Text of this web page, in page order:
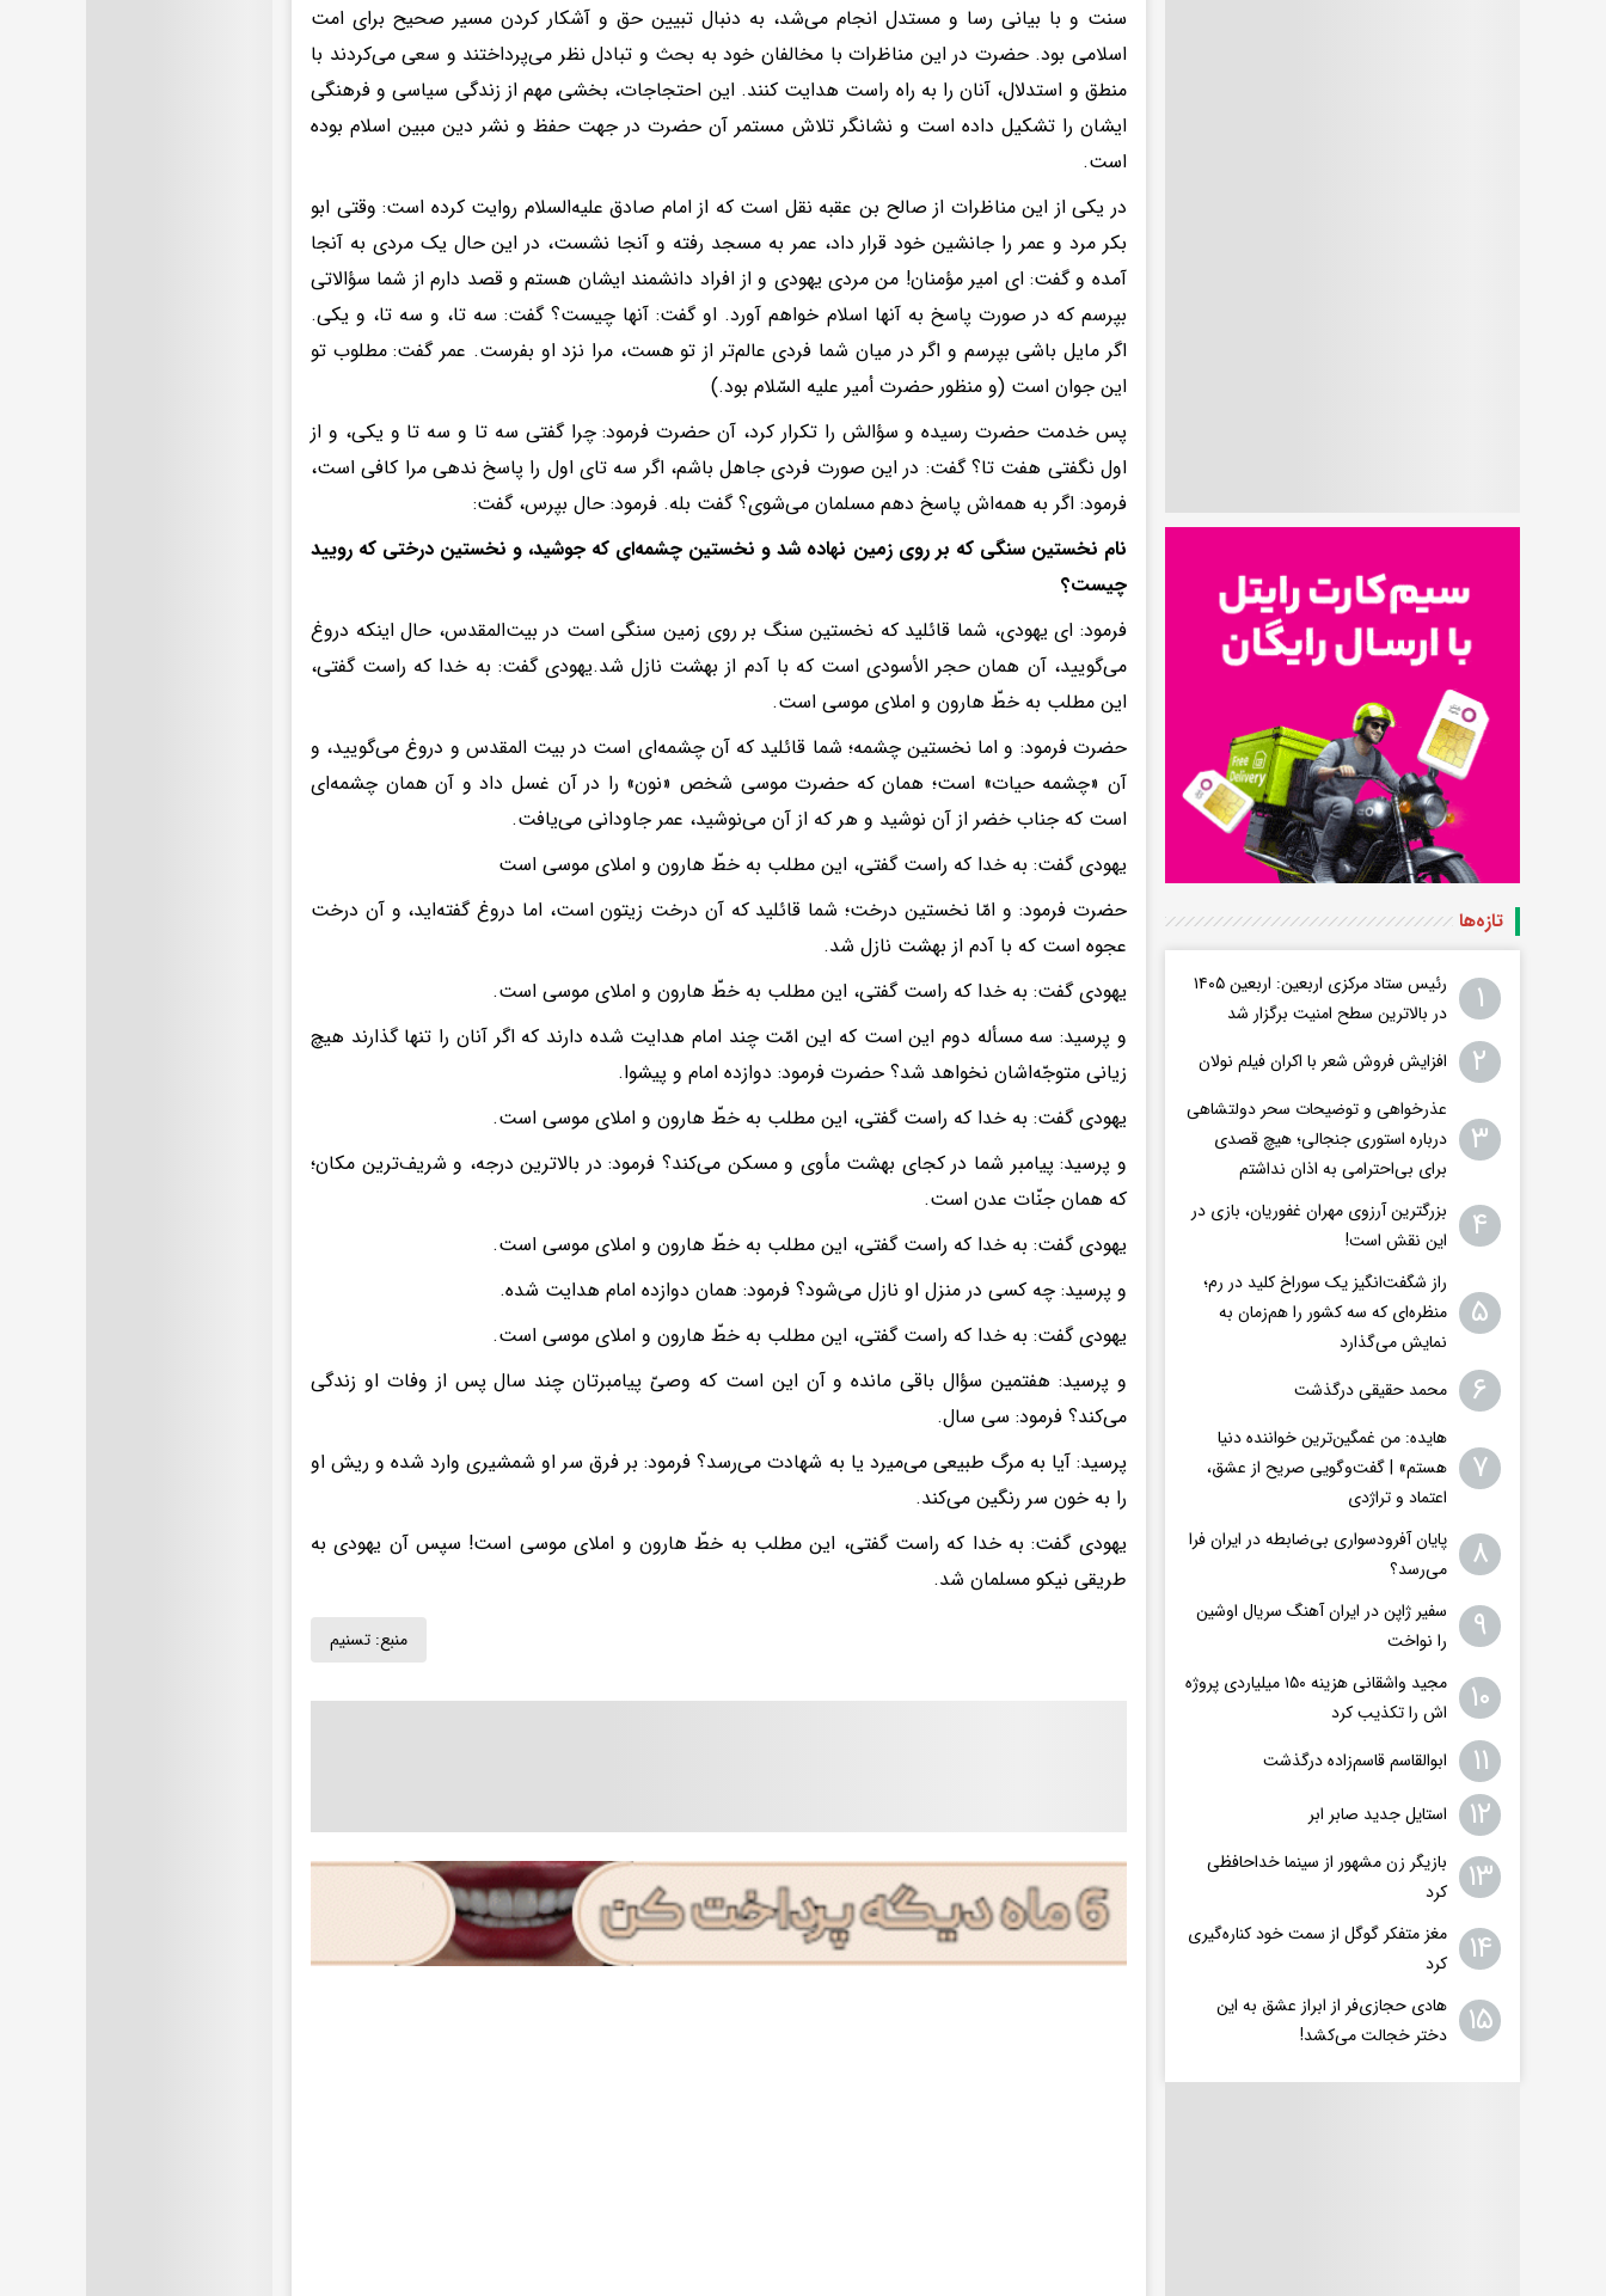
سنت و با بیانی رسا و مستدل انجام می‌شد، به دنبال تبیین حق و آشکار کردن مسیر صحیح برای امت
اسلامی بود. حضرت در این مناظرات با مخالفان خود به بحث و تبادل نظر می‌پرداختند و سعی می‌کردند با
منطق و استدلال، آنان را به راه راست هدایت کنند. این احتجاجات، بخشی مهم از زندگی سیاسی و فرهنگی
ایشان را تشکیل داده است و نشانگر تلاش مستمر آن حضرت در جهت حفظ و نشر دین مبین اسلام بوده
است.
در یکی از این مناظرات از صالح بن عقبه نقل است که از امام صادق علیه‌السلام روایت کرده است: وقتی ابو
بکر مرد و عمر را جانشین خود قرار داد، عمر به مسجد رفته و آنجا نشست، در این حال یک مردی به آنجا
آمده و گفت: ای امیر مؤمنان! من مردی یهودی و از افراد دانشمند ایشان هستم و قصد دارم از شما سؤالاتی
بپرسم که در صورت پاسخ به آنها اسلام خواهم آورد. او گفت: آنها چیست؟ گفت: سه تا، و سه تا، و یکی.
اگر مایل باشی بپرسم و اگر در میان شما فردی عالم‌تر از تو هست، مرا نزد او بفرست. عمر گفت: مطلوب تو
این جوان است (و منظور حضرت أمیر علیه السّلام بود.)
پس خدمت حضرت رسیده و سؤالش را تکرار کرد، آن حضرت فرمود: چرا گفتی سه تا و سه تا و یکی، و از
اول نگفتی هفت تا؟ گفت: در این صورت فردی جاهل باشم، اگر سه تای اول را پاسخ ندهی مرا کافی است،
فرمود: اگر به همه‌‌اش پاسخ دهم مسلمان می‌شوی؟ گفت بله. فرمود: حال بپرس، گفت:
نام نخستین سنگی که بر روی زمین نهاده شد و نخستین چشمه‌‌ای که جوشید، و نخستین درختی که رویید
چیست؟
فرمود: ای یهودی، شما قائلید که نخستین سنگ بر روی زمین سنگی است در بیت‌المقدس، حال اینکه دروغ
می‌گویید، آن همان حجر الأسودی است که با آدم از بهشت نازل شد.یهودی گفت: به خدا که راست گفتی،
این مطلب به خطّ هارون و املای موسی است.
حضرت فرمود: و اما نخستین چشمه؛ شما قائلید که آن چشمه‌‌ای است در بیت المقدس و دروغ می‌گویید، و
آن «چشمه حیات» است؛ همان که حضرت موسی شخص «نون» را در آن غسل داد و آن همان چشمه‌‌ای
است که جناب خضر از آن نوشید و هر که از آن می‌نوشید، عمر جاودانی می‌‌یافت.
یهودی گفت: به خدا که راست گفتی، این مطلب به خطّ هارون و املای موسی است
حضرت فرمود: و امّا نخستین درخت؛ شما قائلید که آن درخت زیتون است، اما دروغ گفته‌‌اید، و آن درخت
عجوه است که با آدم از بهشت نازل شد.
یهودی گفت: به خدا که راست گفتی، این مطلب به خطّ هارون و املای موسی است.
و پرسید: سه مسأله دوم این است که این امّت چند امام هدایت شده دارند که اگر آنان را تنها گذارند هیچ
زیانی متوجّه‌‌اشان نخواهد شد؟ حضرت فرمود: دوازده امام و پیشوا.
یهودی گفت: به خدا که راست گفتی، این مطلب به خطّ هارون و املای موسی است.
و پرسید: پیامبر شما در کجای بهشت مأوی و مسکن می‌کند؟ فرمود: در بالاترین درجه، و شریف‌ترین مکان؛
که همان جنّات عدن است.
یهودی گفت: به خدا که راست گفتی، این مطلب به خطّ هارون و املای موسی است.
و پرسید: چه کسی در منزل او نازل می‌شود؟ فرمود: همان دوازده امام هدایت شده.
یهودی گفت: به خدا که راست گفتی، این مطلب به خطّ هارون و املای موسی است.
و پرسید: هفتمین سؤال باقی مانده و آن این است که وصیّ پیامبرتان چند سال پس از وفات او زندگی
می‌کند؟ فرمود: سی سال.
پرسید: آیا به مرگ طبیعی می‌میرد یا به شهادت می‌رسد؟ فرمود: بر فرق سر او شمشیری وارد شده و ریش او
را به خون سر رنگین می‌کند.
یهودی گفت: به خدا که راست گفتی، این مطلب به خطّ هارون و املای موسی است! سپس آن یهودی به
طریقی نیکو مسلمان شد.
منبع: تسنیم
تازه‌ها
۱
رئیس ستاد مرکزی اربعین: اربعین ۱۴۰۵
در بالاترین سطح امنیت برگزار شد
۲ افزایش فروش شعر با اکران فیلم نولان
۳
عذرخواهی و توضیحات سحر دولتشاهی
درباره استوری جنجالی؛ هیچ قصدی
برای بی‌احترامی به اذان نداشتم
۴
بزرگترین آرزوی مهران غفوریان، بازی در
این نقش است!
۵
راز شگفت‌انگیز یک سوراخ کلید در رم؛
منظره‌ای که سه کشور را هم‌زمان به
نمایش می‌گذارد
۶ محمد حقیقی درگذشت
۷
هایده: من غمگین‌ترین خواننده دنیا
هستم» | گفت‌وگویی صریح از عشق،
اعتماد و تراژدی
۸
پایان آفرودسواری بی‌ضابطه در ایران فرا
می‌رسد؟
۹
سفیر ژاپن در ایران آهنگ سریال اوشین
را نواخت
۱۰
مجید واشقانی هزینه ۱۵۰ میلیاردی پروژه
اش را تکذیب کرد
۱۱ ابوالقاسم قاسم‌زاده درگذشت
۱۲ استایل جدید صابر ابر
۱۳
بازیگر زن مشهور از سینما خداحافظی
کرد
۱۴
مغز متفکر گوگل از سمت خود کناره‌گیری
کرد
۱۵
هادی حجازی‌فر از ابراز عشق به این
دختر خجالت می‌کشد!